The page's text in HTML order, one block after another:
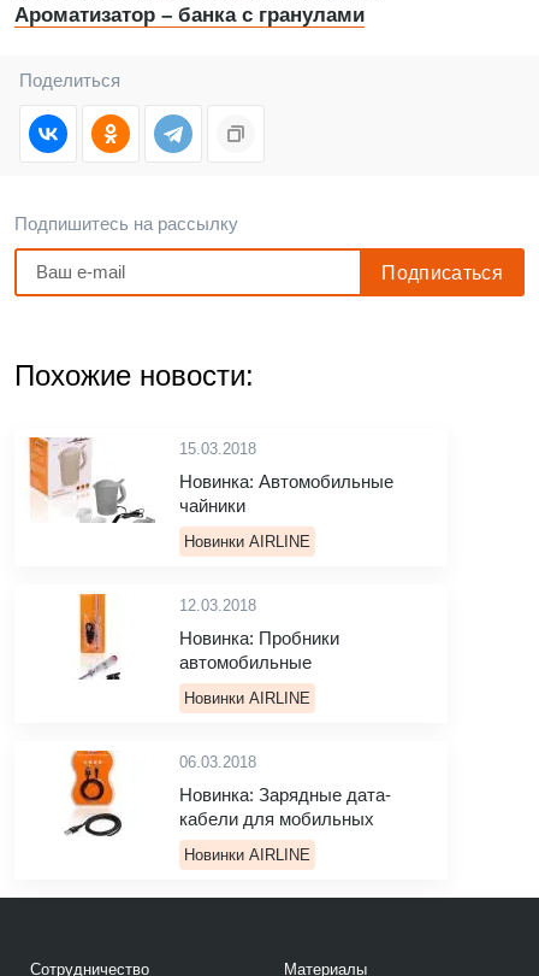
Ароматизатор – банка с гранулами
Поделиться
Подпишитесь на рассылку
Похожие новости:
15.03.2018
Новинка: Автомобильные
чайники
Новинки AIRLINE
12.03.2018
Новинка: Пробники
автомобильные
Новинки AIRLINE
06.03.2018
Новинка: Зарядные дата-
кабели для мобильных
Новинки AIRLINE
Сотрудничество Материалы